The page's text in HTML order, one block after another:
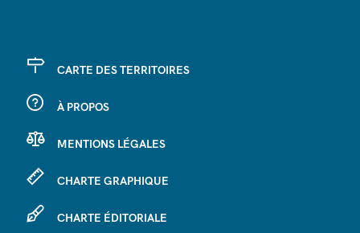
CARTE DES TERRITOIRES
À PROPOS
MENTIONS LÉGALES
CHARTE GRAPHIQUE
CHARTE ÉDITORIALE